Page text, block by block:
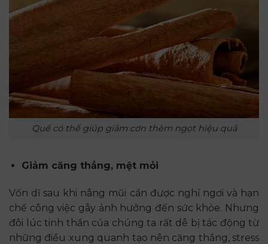
Quế có thể giúp giảm cơn thèm ngọt hiệu quả
Giảm căng thẳng, mệt mỏi
Vốn dĩ sau khi nâng mũi cần được nghỉ ngơi và hạn
chế công việc gây ảnh hưởng đến sức khỏe. Nhưng
đôi lúc tinh thần của chúng ta rất dễ bị tác động từ
những điều xung quanh tạo nên căng thẳng, stress